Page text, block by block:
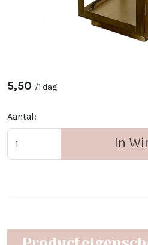
5,50 /1 dag
Aantal:
In